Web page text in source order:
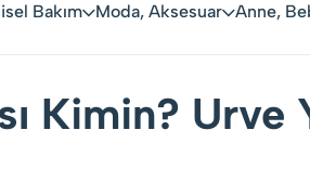
Bakım Moda, Aksesuar Anne,
Kimin? Urve